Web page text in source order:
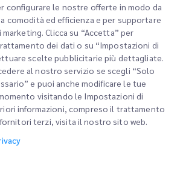
configurare le nostre offerte in modo da
comodità ed efficienza e per supportare
Clicca su “Accetta” per
dei dati o su “Impostazioni di
scelte pubblicitarie più dettagliate.
al nostro servizio se scegli “Solo
e puoi anche modificare le tue
visitando le Impostazioni di
informazioni, compreso il trattamento
terzi, visita il nostro sito web.